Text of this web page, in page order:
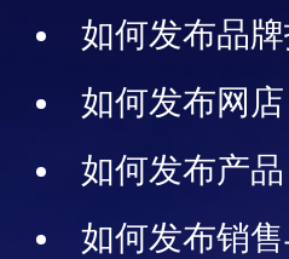
如何发布品
布权限说明
如何发布网
网店信息怎样发
如何发布产
如何发布销